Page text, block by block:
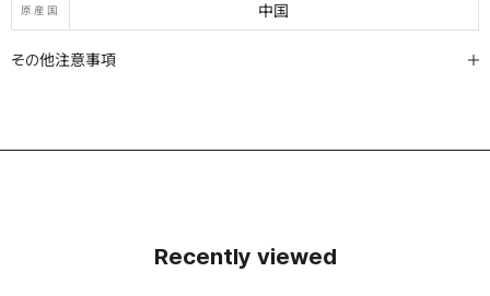
原産国 中国
その他注意事項
Recently viewed